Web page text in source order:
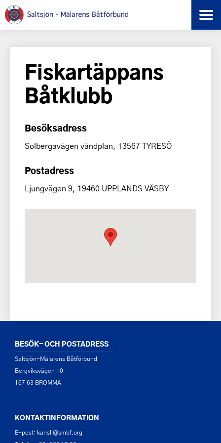
Fiskartäppans
Båtklubb
Besöksadress
Solbergavägen vändplan, 13567 TYRESÖ
Postadress
Ljungvägen 9, 19460 UPPLANDS VÄSBY
BESÖK- OCH POSTADRESS
Saltsjön-Mälarens Båtförbund
Bergviksvägen 10
167 63 BROMMA
KONTAKTINFORMATION
E-post: kansli@smbf.org